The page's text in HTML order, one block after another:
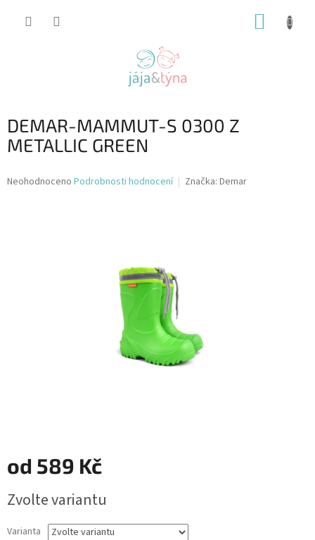
DEMAR-MAMMUT-S 0300 Z
METALLIC GREEN
Průměrné
Neohodnoceno Podrobnosti hodnocení Značka: Demar
od 589 Kč
cena:
Zvolte variantu
Varianta